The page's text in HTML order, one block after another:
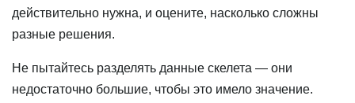
действительно нужна, и оцените, насколько сложны
разные решения.
Не пытайтесь разделять данные скелета — они
недостаточно большие, чтобы это имело значение.